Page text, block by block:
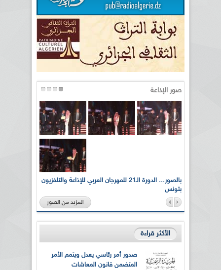
صور الإذاعة
بالصور... الدورة الـ21 للمهرجان العربي للإذاعة والتلفزيون
بتونس
المزيد من الصور
الأكثر قراءة
صدور أمر رئاسي يعدل ويتمم الأمر
المتضمن قانون المعاشات